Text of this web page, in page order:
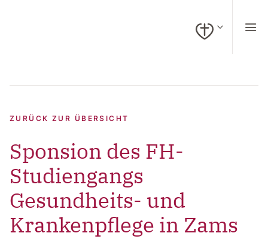
ZURÜCK ZUR ÜBERSICHT
Sponsion des FH-
Studiengangs
Gesundheits- und
Krankenpflege in Zams